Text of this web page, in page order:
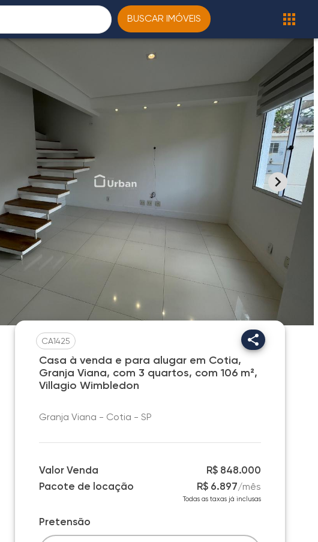
BUSCAR IMÓVEIS
CA1425
Casa à venda e para alugar em Cotia,
Granja Viana, com 3 quartos, com 106 m²,
Villagio Wimbledon
Granja Viana - Cotia - SP
Valor Venda
R$ 848.000
Pacote de locação
R$ 6.897/mês
Todas as taxas já inclusas
Pretensão